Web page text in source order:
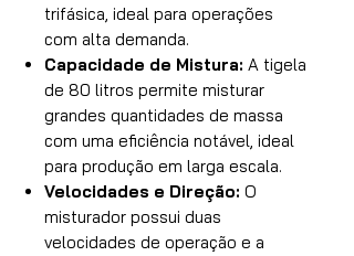
trifásica, ideal para operações
com alta demanda.
Capacidade de Mistura: A tigela
de 80 litros permite misturar
grandes quantidades de massa
com uma eficiência notável, ideal
para produção em larga escala.
Velocidades e Direção: O
misturador possui duas
velocidades de operação e a